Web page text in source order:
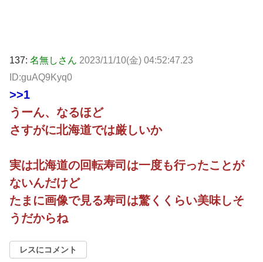
137: 名無しさん 2023/11/10(金) 04:52:47.23
ID:guAQ9Kyq0
>>1
うーん、なるほど
さすがに北海道では厳しいか
実は北海道の回転寿司は一度も行ったことが
ないんだけど
たまに画像で見る寿司は驚くくらい美味しそ
うだからね
レスにコメント